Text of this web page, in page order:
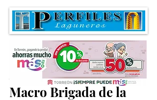
Arranca en Torreón la
Macro Brigada de la